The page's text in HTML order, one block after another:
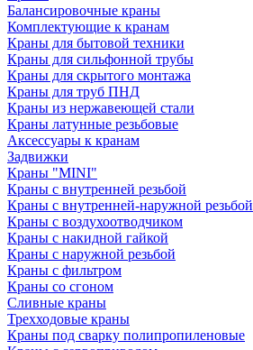
Балансировочные краны
Комплектующие к кранам
Краны для бытовой техники
Краны для сильфонной трубы
Краны для скрытого монтажа
Краны для труб ПНД
Краны из нержавеющей стали
Краны латунные резьбовые
Аксессуары к кранам
Задвижки
Краны "MINI"
Краны с внутренней резьбой
Краны с внутренней-наружной резьбой
Краны с воздухоотводчиком
Краны с накидной гайкой
Краны с наружной резьбой
Краны с фильтром
Краны со сгоном
Сливные краны
Трехходовые краны
Краны под сварку полипропиленовые